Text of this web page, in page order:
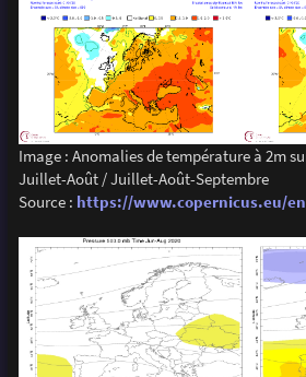
Image : Anomalies de température à 2m
Juillet-Août / Juillet-Août-Septembre
Source : https://www.copernicus.eu/en